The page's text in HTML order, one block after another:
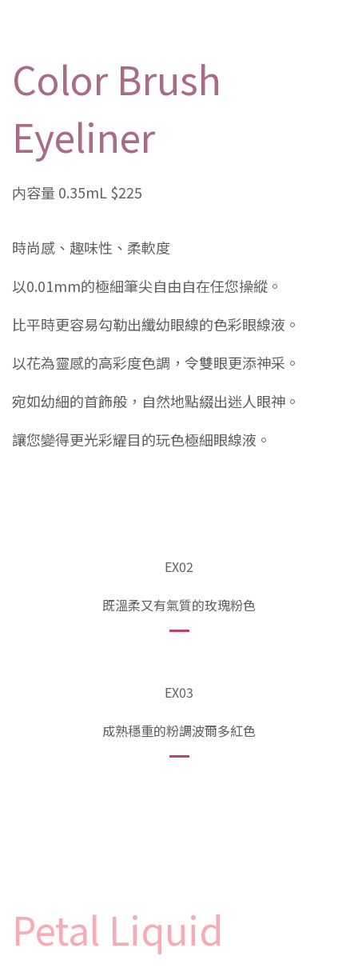
Color Brush
Eyeliner
内容量 0.35mL $225
時尚感、趣味性、柔軟度
以0.01mm的極細筆尖自由自在任您操縱。
比平時更容易勾勒出纖幼眼線的色彩眼線液。
以花為靈感的高彩度色調，令雙眼更添神采。
宛如幼細的首飾般，自然地點綴出迷人眼神。
讓您變得更光彩耀目的玩色極細眼線液。
EX02
既溫柔又有氣質的玫瑰粉色
EX03
成熟穩重的粉調波爾多紅色
Petal Liquid